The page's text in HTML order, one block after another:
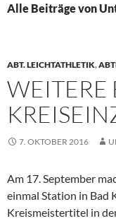
Alle Beiträge von
ABT. LEICHTATHLETIK,
WEITERE
7. OKTOBER 2016
Am 17. September
einmal Station in Bad
Kreismeistertitel in